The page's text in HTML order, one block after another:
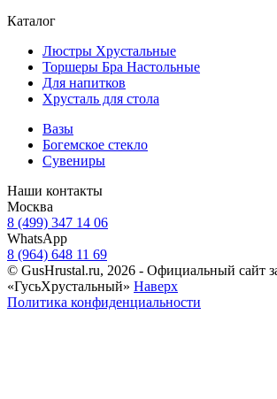
Каталог
Люстры Хрустальные
Торшеры Бра Настольные
Для напитков
Хрусталь для стола
Вазы
Богемское стекло
Сувениры
Наши контакты
Москва
8 (499) 347 14 06
WhatsApp
8 (964) 648 11 69
© GusHrustal.ru, 2026 - Официальный сайт
«ГусьХрустальный» Наверх
Политика конфиденциальности